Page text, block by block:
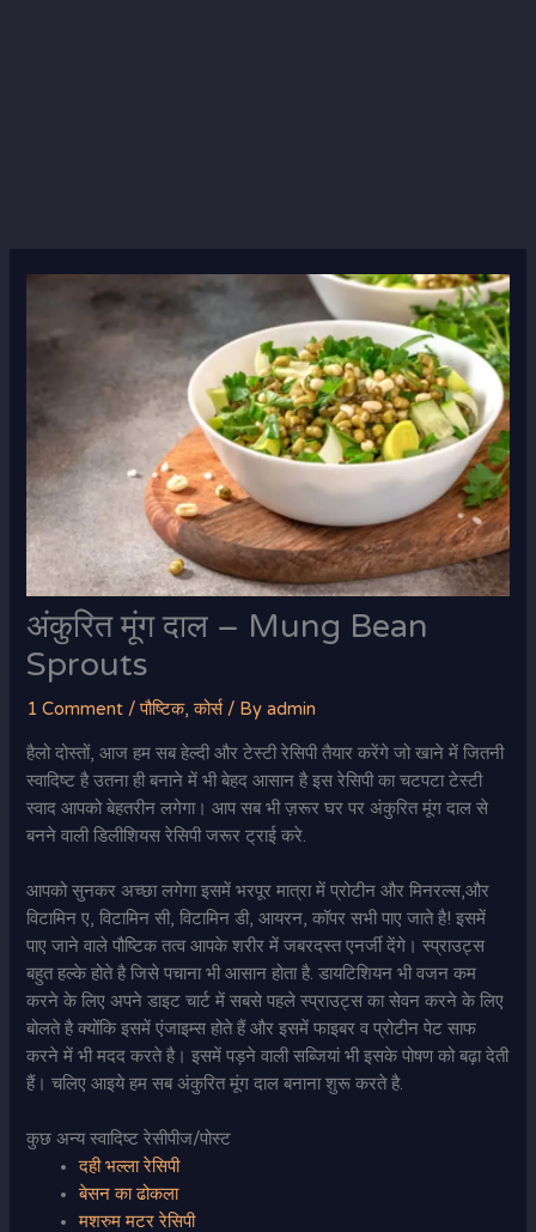
अंकुरित मूंग दाल – Mung Bean
Sprouts
1 Comment /पौष्टिक,कोर्स/ Byadmin
हैलो दोस्तों, आज हम सब हेल्दी और टेस्टी रेसिपी तैयार करेंगे जो खाने में जितनी
स्वादिष्ट है उतना ही बनाने में भी बेहद आसान है इस रेसिपी का चटपटा टेस्टी
स्वाद आपको बेहतरीन लगेगा। आप सब भी ज़रूर घर पर अंकुरित मूंग दाल से
बनने वाली डिलीशियस रेसिपी जरूर ट्राई करे.
आपको सुनकर अच्छा लगेगा इसमें भरपूर मात्रा में प्रोटीन और मिनरल्स,और
विटामिन ए, विटामिन सी, विटामिन डी, आयरन, कॉपर सभी पाए जाते है! इसमें
पाए जाने वाले पौष्टिक तत्व आपके शरीर में जबरदस्त एनर्जी देंगे। स्प्राउट्स
बहुत हल्के होते है जिसे पचाना भी आसान होता है. डायटिशियन भी वजन कम
करने के लिए अपने डाइट चार्ट में सबसे पहले स्प्राउट्स का सेवन करने के लिए
बोलते है क्योंकि इसमें एंजाइम्स होते हैं और इसमें फाइबर व प्रोटीन पेट साफ
करने में भी मदद करते है। इसमें पड़ने वाली सब्जियां भी इसके पोषण को बढ़ा देती
हैं। चलिए आइये हम सब अंकुरित मूंग दाल बनाना शुरू करते है.
कुछ अन्य स्वादिष्ट रेसीपीज/पोस्ट
दही भल्ला रेसिपी
बेसन का ढोकला
मशरुम मटर रेसिपी